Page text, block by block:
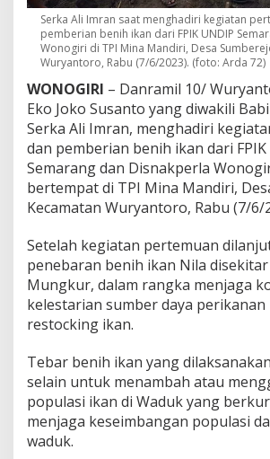
h
M
u
n
k
u
r
Serka Ali Imran saat menghadiri kegiatan
pemberian benih ikan dari FPIK UNDIP
Wonogiri di TPI Mina Mandiri, Desa
Wuryantoro, Rabu (7/6/2023). (foto: Arda 72)
WONOGIRI – Danramil 10/
Eko Joko Susanto yang diwakili
Serka Ali Imran, menghadiri
dan pemberian benih ikan dari FPIK
Semarang dan Disnakperla
bertempat di TPI Mina Mandiri,
Kecamatan Wuryantoro, Rabu (7/6/
Setelah kegiatan pertemuan
penebaran benih ikan Nila disekitar
Mungkur, dalam rangka menjaga
kelestarian sumber daya perikanan
restocking ikan.
Tebar benih ikan yang
selain untuk menambah atau
populasi ikan di Waduk yang
menjaga keseimbangan populasi
waduk.